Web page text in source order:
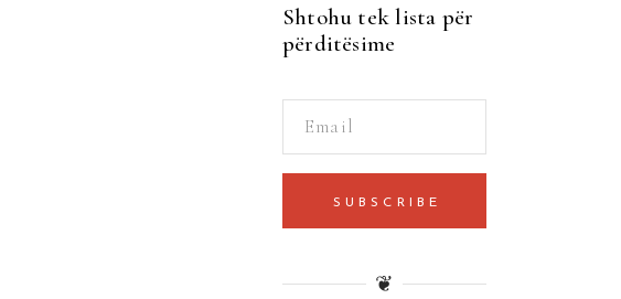
Shtohu tek lista për
përditësime
SUBSCRIBE
❦